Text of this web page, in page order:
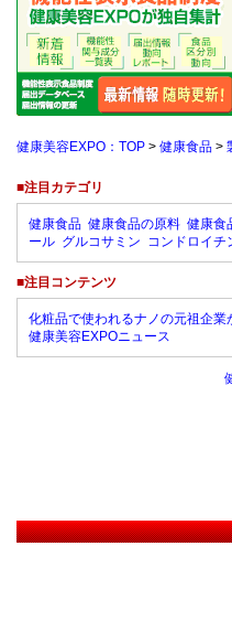
健康美容EXPO：TOP > 健康食品 >
■注目カテゴリ
健康食品 健康食品の原料 健康食
ール グルコサミン コンドロイチ
■注目コンテンツ
化粧品で使われるナノの元祖企業
健康美容EXPOニュース